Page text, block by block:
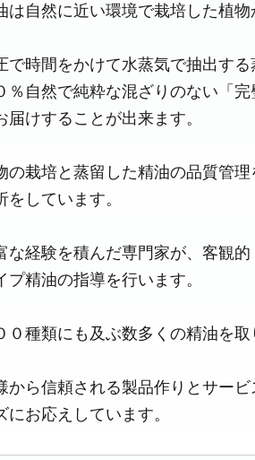
は自然に近い環境で栽培した植物
で時間をかけて水蒸気で抽出す
％自然で純粋な混ざりのない「
届けすることが出来ます。
の栽培と蒸留した精油の品質管
をしています。
な経験を積んだ専門家が、客観
プ精油の指導を行います。
０種類にも及ぶ数多くの精油を取
から信頼される製品作りとサー
にお応えしています。